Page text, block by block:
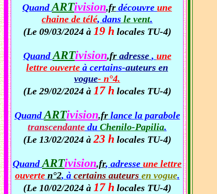
QuandARTivision.fr découvre une
chaine de télé, dans le vent.
(Le 09/03/2024 à 19 h locales TU-4)
QuandARTivision.fr adresse , une
lettre ouverte à certains-auteurs en
vogue- n°4.
(Le 29/02/2024 à 17 h locales TU-4)
QuandARTivision.frlance la parabole
transcendante du Chenilo-Papilia.
(Le 13/02/2024 à 23 h locales TU-4)
QuandARTivision.fr, adresse une lettre
ouverte n°2, à certains auteurs en vogue.
(Le 10/02/2024 à 17 h locales TU-4)